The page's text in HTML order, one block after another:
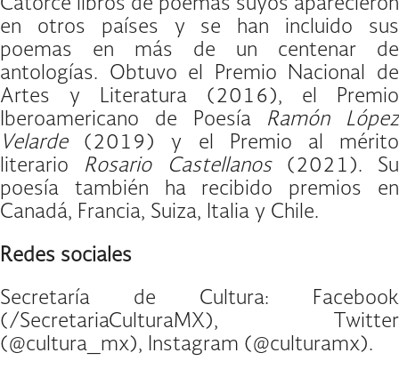
Catorce libros de poemas suyos aparecieron
en otros países y se han incluido sus
poemas en más de un centenar de
antologías. Obtuvo el Premio Nacional de
Artes y Literatura (2016), el Premio
Iberoamericano de Poesía Ramón López
Velarde(2019) y el Premio al mérito
literario Rosario Castellanos(2021). Su
poesía también ha recibido premios en
Canadá, Francia, Suiza, Italia y Chile.
Redes sociales
Secretaría de Cultura: Facebook
(/SecretariaCulturaMX), Twitter
(@cultura_mx), Instagram (@culturamx).